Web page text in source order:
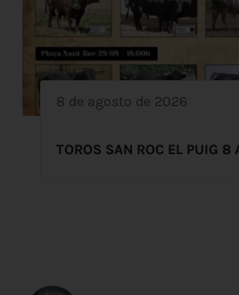
8 de agosto de 2026
TOROS SAN ROC EL PUIG